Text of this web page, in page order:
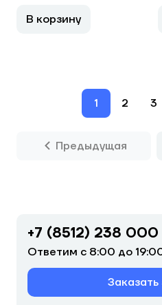
В корзину
1 2 3
Предыдущая
+7 (8512) 238 000
Ответим с 8:00 до
Заказать